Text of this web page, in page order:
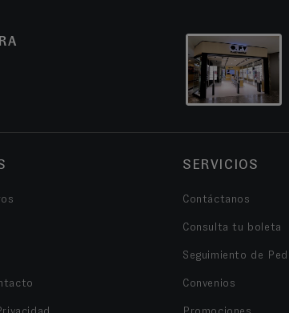
SERVICIOS
Contáctanos
Consulta tu boleta
Seguimiento de
Convenios